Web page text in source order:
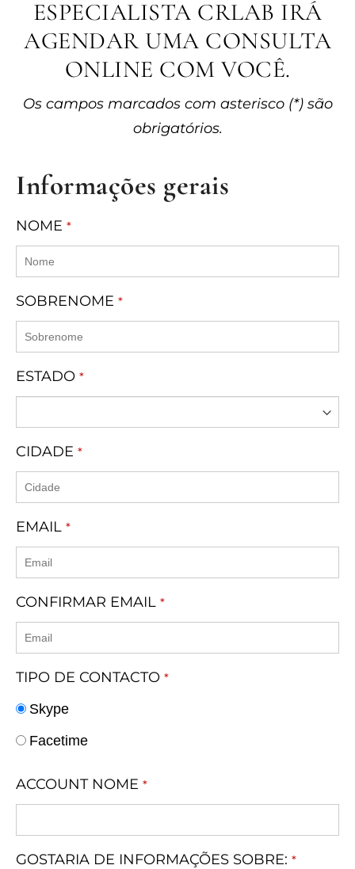
ESPECIALISTA CRLAB IRÁ
AGENDAR UMA CONSULTA
ONLINE COM VOCÊ.
Os campos marcados com asterisco (*) são
obrigatórios.
Informações gerais
NOME *
SOBRENOME *
ESTADO *
CIDADE *
EMAIL *
CONFIRMAR EMAIL *
TIPO DE CONTACTO *
Skype
Facetime
ACCOUNT NOME *
GOSTARIA DE INFORMAÇÕES SOBRE: *